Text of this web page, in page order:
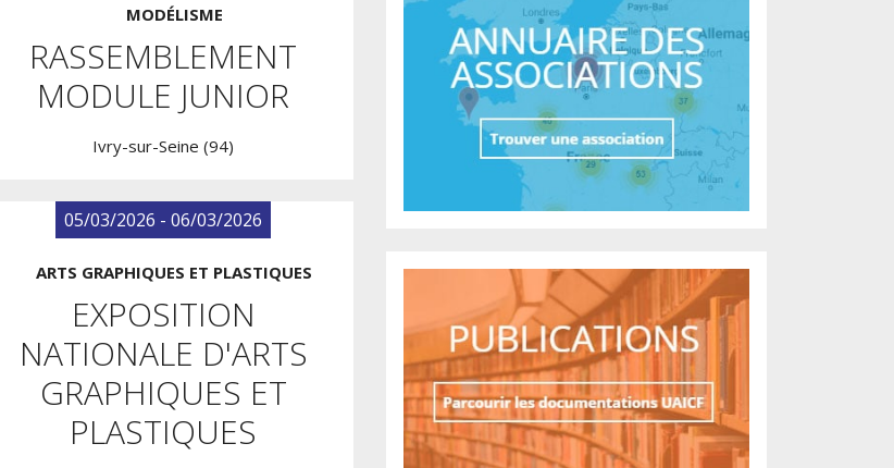
MODÉLISME
RASSEMBLEMENT
MODULE JUNIOR
Ivry-sur-Seine (94)
05/03/2026 - 06/03/2026
ARTS GRAPHIQUES ET PLASTIQUES
EXPOSITION
NATIONALE D'ARTS
GRAPHIQUES ET
PLASTIQUES